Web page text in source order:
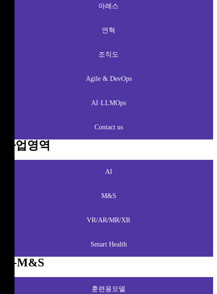
아레스
연혁
조직도
Agile & DevOps
AI·LLMOps
Contact us
사업영역
AI
M&S
VR/AR/MR/XR
Smart Health
K-M&S
훈련용모델